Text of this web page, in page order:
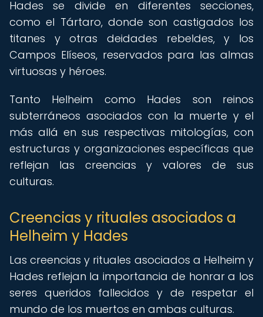
Hades se divide en diferentes secciones,
como el Tártaro, donde son castigados los
titanes y otras deidades rebeldes, y los
Campos Elíseos, reservados para las almas
virtuosas y héroes.
Tanto Helheim como Hades son reinos
subterráneos asociados con la muerte y el
más allá en sus respectivas mitologías, con
estructuras y organizaciones específicas que
reflejan las creencias y valores de sus
culturas.
Creencias y rituales asociados a
Helheim y Hades
Las creencias y rituales asociados a Helheim y
Hades reflejan la importancia de honrar a los
seres queridos fallecidos y de respetar el
mundo de los muertos en ambas culturas.